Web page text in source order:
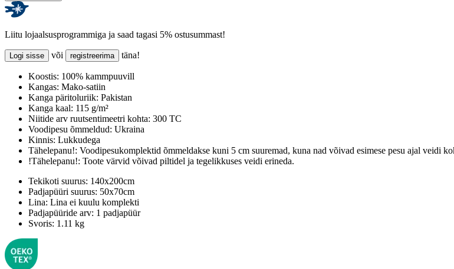
Liitu lojaalsusprogrammiga ja saad tagasi 5% ostusummast!
Logi sisse või registreerima täna!
Koostis: 100% kammpuuvill
Kangas: Mako-satiin
Kanga päritoluriik: Pakistan
Kanga kaal: 115 g/m²
Niitide arv ruutsentimeetri kohta: 300 TC
Voodipesu õmmeldud: Ukraina
Kinnis: Lukkudega
Tähelepanu!: Voodipesukomplektid õmmeldakse kuni 5 cm suuremad, kuna nad võivad esimese pesu ajal veidi
!Tähelepanu!: Toote värvid võivad piltidel ja tegelikkuses veidi erineda.
Tekikoti suurus: 140x200cm
Padjapüüri suurus: 50x70cm
Lina: Lina ei kuulu komplekti
Padjapüüride arv: 1 padjapüür
Svoris: 1.11 kg